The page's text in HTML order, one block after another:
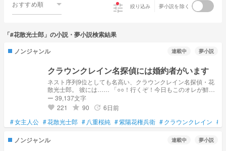
おすすめ順 tune 絞り込み 夢小説を除く
「#花散光士郎」の小説・夢小説検索結果
ノンジャンル
連載中 夢小説
クラウンクレイン名探偵には婚約者がいます
ネスト序列9位としても名高い、クラウンクレイン名探偵・花
散光士郎。 彼には…… 「○○！行くぞ！今日もこのオレが鮮や
かに事件を解決してやろう！！」 「はいはい……」 婚約者兼
幼馴染がいます。 彼らが描いていく物語をぜひ覗いてみてく
ださい。 ※夢主は推しである光士郎様の婚約者という設定です
が、他ハウスとの絡みも書きたいので、愛されな部分も書こう
と思います！ もし、それが苦手な方は回れ右！でお願いしま
ー 39,137文字
favorite 221 grade 90 update 6日前
#女主人公 #花散光士郎 # 八重桜純 #紫陽花権兵衛 #クラウンクレイン #
ノンジャンル 連載中 夢小説